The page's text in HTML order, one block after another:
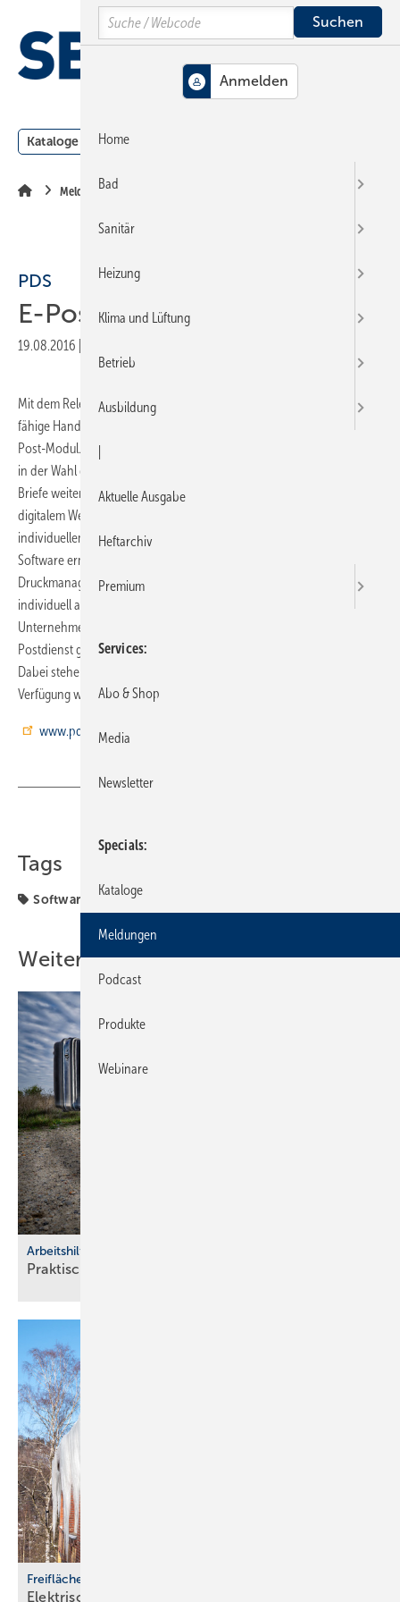
Hauptinhalt
Hauptmenü
SiteSearch
Kataloge Meldungen
Meldungen
PDS
E-Post in Software integriert
19.08.2016
Mit dem Release 3.3.0 erweitert der Rotenburger Spezialist für Cloud-
fähige Handwerkersoftware PDS seine Lösung um ein integriertes E-
Post-Modul. Mit der PDS Software sind Unternehmen künftig flexibel
in der Wahl der Abwicklungsmethode ihrer Briefpost. So können
Briefe weiterhin auf dem klassischen Postwege oder aber auf
digitalem Wege über den E-Post-Dienst versendet werden – je nach
individuellem Bedarf. Die vollständige E-Post-Integration in die PDS
Software ermöglicht dem Nutzer, nach dem Auslösen im
Druckmanager per Knopfdruck die gewünschte Versandoption
individuell auszuwählen, ob z. B. ein Brief wie gewohnt im
Unternehmen über den eigenen Drucker ausgegeben oder über einen
Postdienst gedruckt, gefalzt, frankiert oder versendet werden soll.
Dabei stehen dem Nutzer auch verschiedenste Ausgabe-Optionen zur
Verfügung wie etwa Duplexdruck oder Einschreiben.
www.pds.de
Tags
Software
Weitere Inhalte
Arbeitshilfen
Praktische Hilfs­mittel für
Freiflächenheizungen
Elektrische Heizsysteme unter­stützen bei
Search
Home
Bad
Sanitär
Heizung
Klima und Lüftung
Betrieb
Ausbildung
Aktuelle Ausgabe
Heftarchiv
Premium
Services
Abo & Shop
Media
Newsletter
Specials
Kataloge
Meldungen
Podcast
Produkte
Webinare